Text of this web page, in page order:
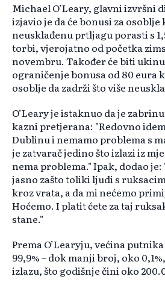
Michael O’Leary, glavni izvršni
izjavio je da će bonusi za
neusklađenu prtljagu porasti s
torbi, vjerojatno od početka
novembru. Također će biti
ograničenje bonusa od 80 eura
osoblje da zadrži što više
O’Leary je istaknuo da je
kazni pretjerana: "Redovno
Dublinu i nemamo problema s
je zatvarač jedino što izlazi iz
nema problema." Ipak, dodao
jasno zašto toliki ljudi s
kroz vrata, a da mi nećemo
Hoćemo. I platit ćete za taj
stane."
Prema O’Learyju, većina
99,9% – dok manji broj, oko
izlazu, što godišnje čini oko